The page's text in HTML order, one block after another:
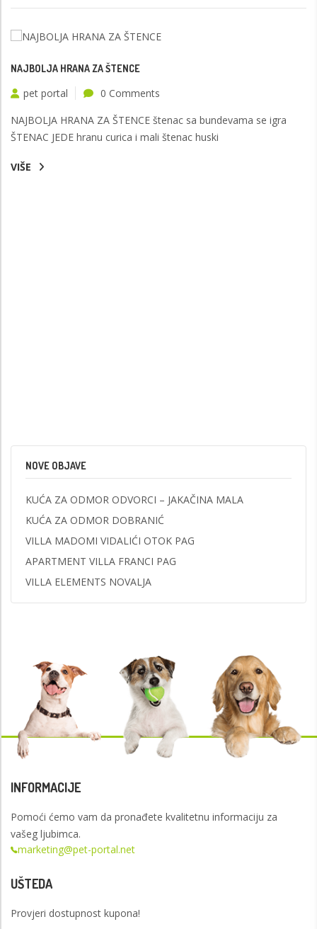
NAJBOLJA HRANA ZA ŠTENCE
pet portal
0 Comments
NAJBOLJA HRANA ZA ŠTENCE štenac sa bundevama se igra
ŠTENAC JEDE hranu curica i mali štenac huski
VIŠE
NOVE OBJAVE
KUĆA ZA ODMOR ODVORCI – JAKAČINA MALA
KUĆA ZA ODMOR DOBRANIĆ
VILLA MADOMI VIDALIĆI OTOK PAG
APARTMENT VILLA FRANCI PAG
VILLA ELEMENTS NOVALJA
INFORMACIJE
Pomoći ćemo vam da pronađete kvalitetnu informaciju za
vašeg ljubimca.
marketing@pet-portal.net
UŠTEDA
Provjeri dostupnost kupona!